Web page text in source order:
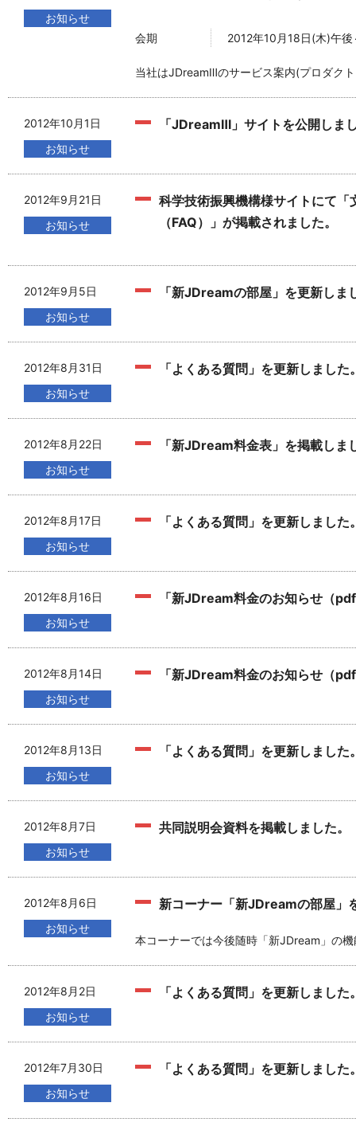
お知らせ
会期 2012年10月18日(木)午
当社はJDreamⅢのサービス案内(プロダク
2012年10月1日
お知らせ
「JDreamⅢ」サイトを公開しま
2012年9月21日
お知らせ
科学技術振興機構様サイトにて
（FAQ）」が掲載されました。
2012年9月5日
お知らせ
「新JDreamの部屋」を更新しま
2012年8月31日
お知らせ
「よくある質問」を更新しました
2012年8月22日
お知らせ
「新JDream料金表」を掲載しま
2012年8月17日
お知らせ
「よくある質問」を更新しました
2012年8月16日
お知らせ
「新JDream料金のお知らせ（
2012年8月14日
お知らせ
「新JDream料金のお知らせ（
2012年8月13日
お知らせ
「よくある質問」を更新しました
2012年8月7日
お知らせ
共同説明会資料を掲載しました。
2012年8月6日
お知らせ
新コーナー「新JDreamの部屋」
本コーナーでは今後随時「新JDream」の
2012年8月2日
お知らせ
「よくある質問」を更新しました
2012年7月30日
お知らせ
「よくある質問」を更新しました